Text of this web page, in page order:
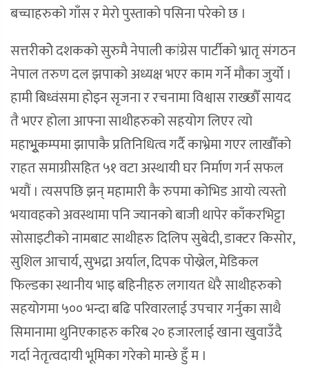
बच्चाहरुको गाँस र मेरो पुस्ताको पसिना परेको छ ।
सत्तरीकोे दशकको सुरुमै नेपाली कांग्रेस पार्टीको भ्रातृ संगठन
नेपाल तरुण दल झपाको अध्यक्ष भएर काम गर्ने मौका जुर्यो ।
हामी बिध्वंसमा होइन सृजना र रचनामा विश्वास राख्छौँ सायद
तै भएर होला आफ्ना साथीहरुको सहयोग लिएर त्यो
महाभुूकम्पमा झापाकै प्रतिनिधित्व गर्दै काभ्रेमा गएर लाखौँको
राहत समाग्रीसहित ५१ वटा अस्थायी घर निर्माण गर्न सफल
भयौं । त्यसपछि झन् महामारी कै रुपमा कोभिड आयो त्यस्तो
भयावहको अवस्थामा पनि ज्यानको बाजी थापेर काँकरभिट्टा
सोसाइटीको नामबाट साथीहरु दिलिप सुबेदी, डाक्टर किसोर,
सुशिल आचार्य, सुभद्रा अर्याल, दिपक पोख्रेल, मेडिकल
फिल्डका स्थानीय भाइ बहिनीहरु लगायत धेरै साथीहरुको
सहयोगमा ५०० भन्दा बढि परिवारलाई उपचार गर्नुका साथै
सिमानामा थुनिएकाहरु करिब २० हजारलाई खाना खुवाउँदै
गर्दा नेतृत्वदायी भूमिका गरेको मान्छे हुँ म ।